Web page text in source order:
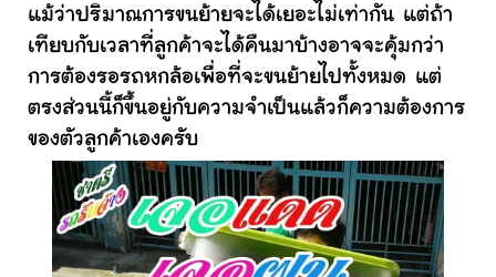
แม้ว่าปริมาณการขนย้ายจะได้เยอะไม่เท่ากัน แต่ถ้า
เทียบกับเวลาที่ลูกค้าจะได้คืนมาบ้างอาจจะคุ้มกว่า
การต้องรอรถหกล้อเพื่อที่จะขนย้ายไปทั้งหมด แต่
ตรงส่วนนี้ก็ขึ้นอยู่กับความจำเป็นแล้วก็ความต้องการ
ของตัวลูกค้าเองครับ